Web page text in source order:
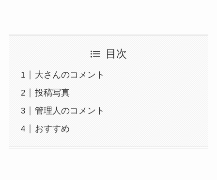
目次
大さんのコメント
投稿写真
管理人のコメント
おすすめ